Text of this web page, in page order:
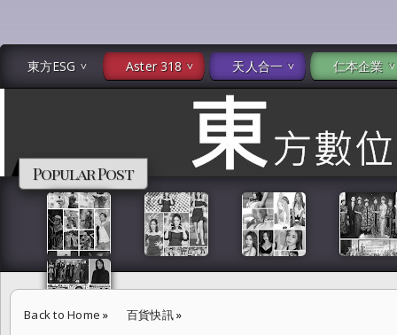
東方ESG Aster 318 天人合一 仁本企業
Popular Post
Back to Home » 百貨快訊»